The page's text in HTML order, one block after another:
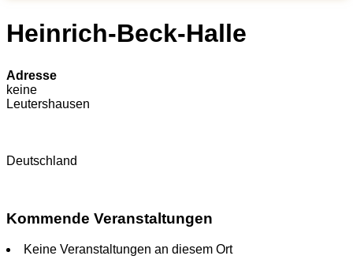
Heinrich-Beck-Halle
Adresse
keine
Leutershausen
Deutschland
Kommende Veranstaltungen
Keine Veranstaltungen an diesem Ort